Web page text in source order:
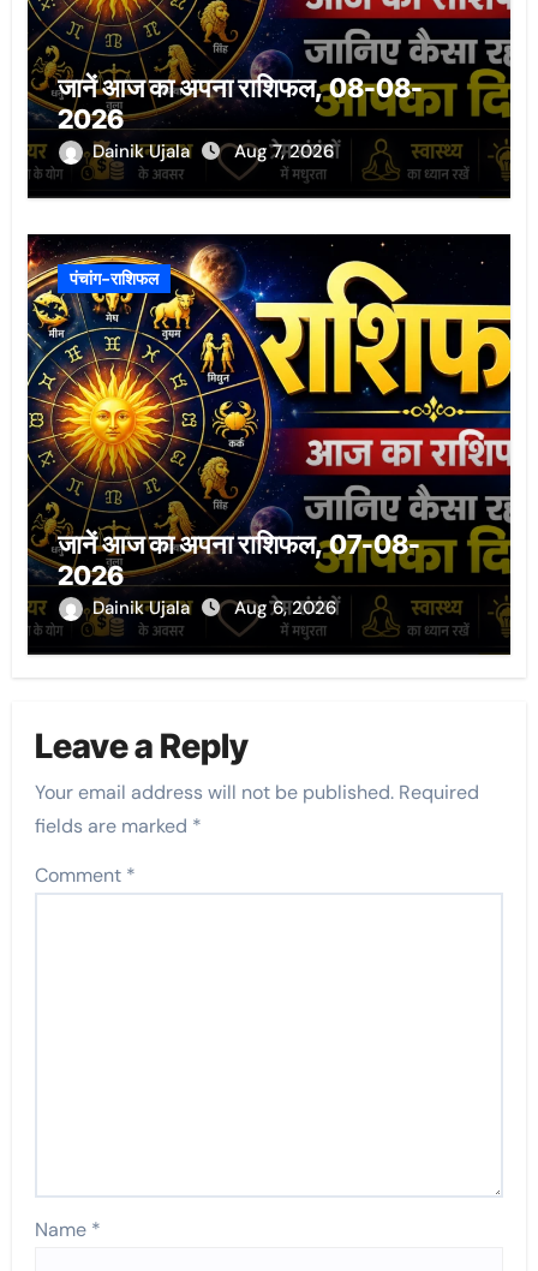
जानें आज का अपना राशिफल, 08-08-
2026
Dainik Ujala Aug 7, 2026
पंचांग-राशिफल
जानें आज का अपना राशिफल, 07-08-
2026
Dainik Ujala Aug 6, 2026
Leave a Reply
Your email address will not be published. Required
fields are marked *
Comment *
Name *